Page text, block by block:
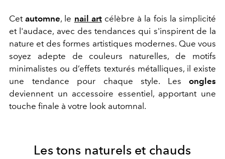
Cetautomne, le nail art célèbre à la fois la simplicité
et l'audace, avec des tendances qui s'inspirent de la
nature et des formes artistiques modernes. Que vous
soyez adepte de couleurs naturelles, de motifs
minimalistes ou d’effets texturés métalliques, il existe
une tendance pour chaque style. Les ongles
deviennent un accessoire essentiel, apportant une
touche finale à votre look automnal.
Les tons naturels et chauds